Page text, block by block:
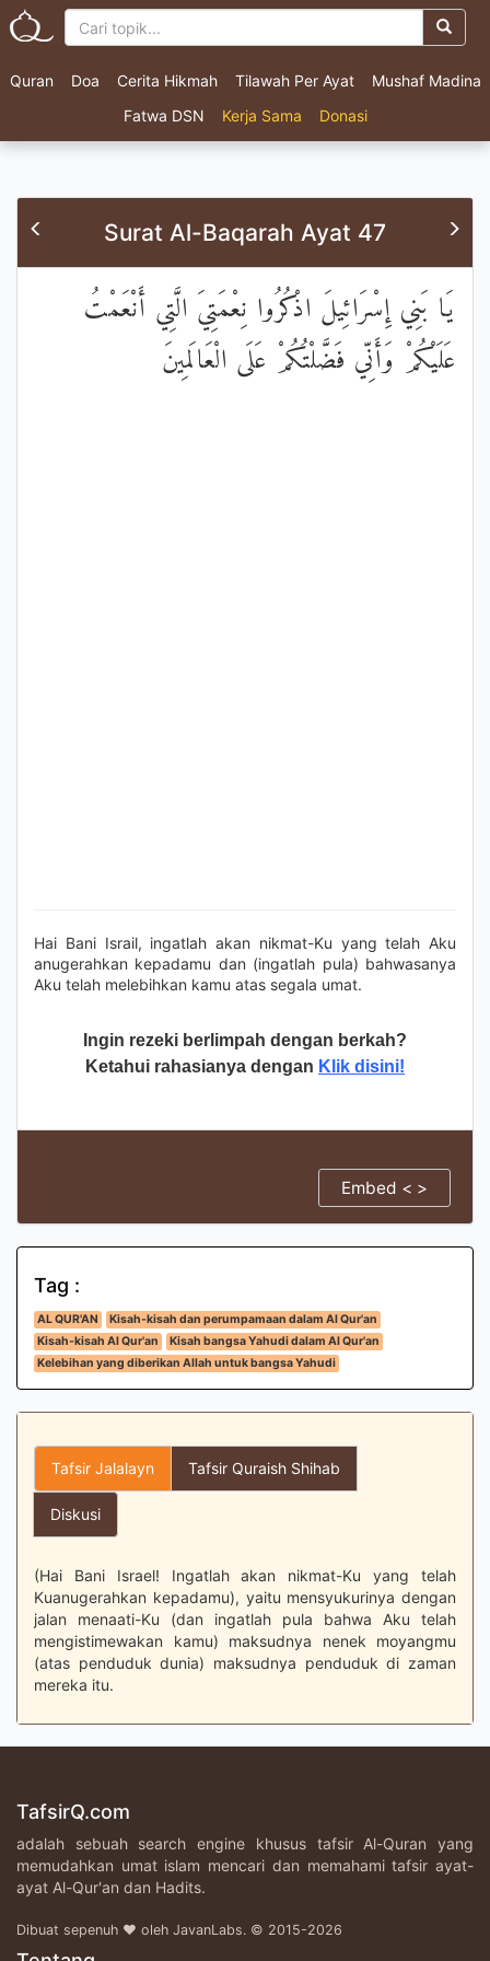
Quran Doa Cerita Hikmah Tilawah Per Ayat
Mushaf Madina
Fatwa DSN
Kerja Sama Donasi
Surat Al-Baqarah Ayat 47
يَا بَنِي إِسْرَائِيلَ اذْكُرُوا نِعْمَتِيَ الَّتِي أَنْعَمْتُ
عَلَيْكُمْ وَأَنِّي فَضَّلْتُكُمْ عَلَى الْعَالَمِينَ
Hai Bani Israil, ingatlah akan nikmat-Ku yang telah Aku
anugerahkan kepadamu dan (ingatlah pula) bahwasanya
Aku telah melebihkan kamu atas segala umat.
Ingin rezeki berlimpah dengan berkah?
Ketahui rahasianya dengan Klik disini!
Embed < >
Tag :
AL QUR'AN
Kisah-kisah dan perumpamaan dalam Al Qur'an
Kisah-kisah Al Qur'an
Kisah bangsa Yahudi dalam Al Qur'an
Kelebihan yang diberikan Allah untuk bangsa Yahudi
Tafsir Jalalayn Tafsir Quraish Shihab
Diskusi
(Hai Bani Israel! Ingatlah akan nikmat-Ku yang telah
Kuanugerahkan kepadamu), yaitu mensyukurinya dengan
jalan menaati-Ku (dan ingatlah pula bahwa Aku telah
mengistimewakan kamu) maksudnya nenek moyangmu
(atas penduduk dunia) maksudnya penduduk di zaman
mereka itu.
TafsirQ.com
adalah sebuah search engine khusus tafsir Al-Quran yang
memudahkan umat islam mencari dan memahami tafsir ayat-
ayat Al-Qur'an dan Hadits.
Dibuat sepenuh ♥ oleh JavanLabs. © 2015-2026